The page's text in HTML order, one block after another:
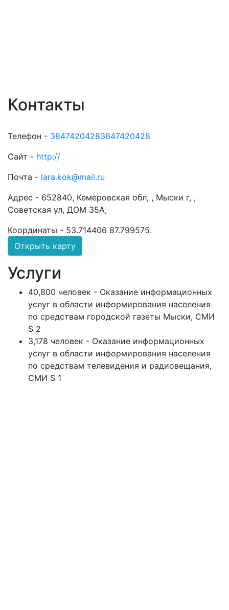
Контакты
Телефон - 38474204283847420428
Сайт - http://
Почта - lara.kok@mail.ru
Адрес - 652840, Кемеровская обл, , Мыски г, ,
Советская ул, ДОМ 35А,
Координаты - 53.714406 87.799575.
Открыть карту
Услуги
40,800 человек - Оказание информационных
услуг в области информирования населения
по средствам городской газеты Мыски, СМИ
S 2
3,178 человек - Оказание информационных
услуг в области информирования населения
по средствам телевидения и радиовещания,
СМИ S 1